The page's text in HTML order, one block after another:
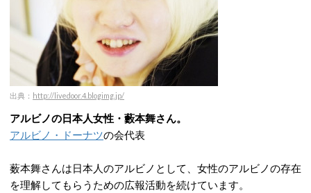
出典： http://livedoor.4.blogimg.jp/
アルビノの日本人女性・藪本舞さん。
アルビノ・ドーナツの会代表
薮本舞さんは日本人のアルビノとして、女性のアルビノの存在
を理解してもらうための広報活動を続けています。